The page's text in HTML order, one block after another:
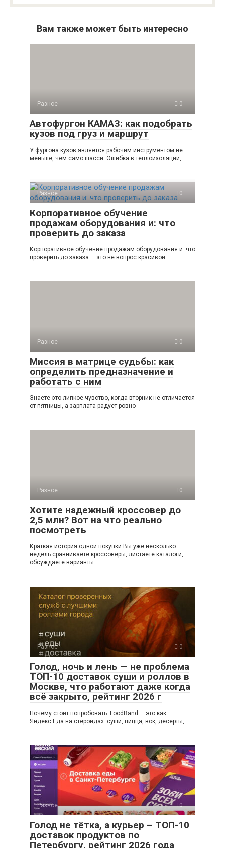
Вам также может быть интересно
Разное 0
Автофургон КАМАЗ: как подобрать
кузов под груз и маршрут
У фургона кузов является рабочим инструментом не
меньше, чем само шасси. Ошибка в теплоизоляции,
Разное 0
Корпоративное обучение
продажам оборудования и: что
проверить до заказа
Корпоративное обучение продажам оборудования и: что
проверить до заказа — это не вопрос красивой
Разное 0
Миссия в матрице судьбы: как
определить предназначение и
работать с ним
Знаете это липкое чувство, когда вторник не отличается
от пятницы, а зарплата радует ровно
Разное 0
Хотите надежный кроссовер до
2,5 млн? Вот на что реально
посмотреть
Краткая история одной покупки Вы уже несколько
недель сравниваете кроссоверы, листаете каталоги,
обсуждаете варианты
Разное 0
Голод, ночь и лень — не проблема
ТОП-10 доставок суши и роллов в
Москве, что работают даже когда
всё закрыто, рейтинг 2026 г
Почему стоит попробовать: FoodBand — это как
Яндекс.Еда на стероидах: суши, пицца, вок, десерты,
Разное 0
Голод не тётка, а курьер – ТОП-10
доставок продуктов по
Петербургу, рейтинг 2026 года